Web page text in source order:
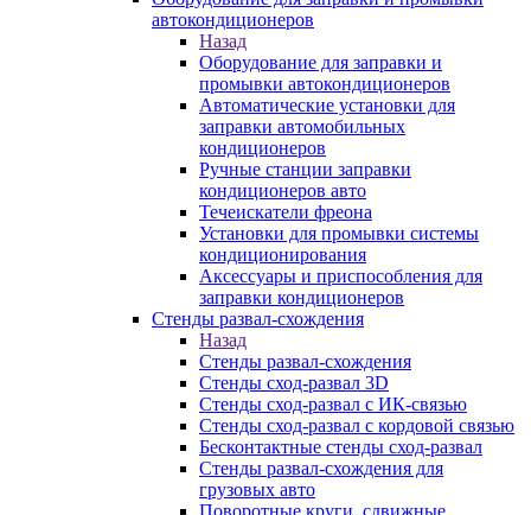
автокондиционеров
Назад
Оборудование для заправки и
промывки автокондиционеров
Автоматические установки для
заправки автомобильных
кондиционеров
Ручные станции заправки
кондиционеров авто
Течеискатели фреона
Установки для промывки системы
кондиционирования
Аксессуары и приспособления для
заправки кондиционеров
Стенды развал-схождения
Назад
Стенды развал-схождения
Стенды сход-развал 3D
Стенды сход-развал с ИК-связью
Стенды сход-развал с кордовой связью
Бесконтактные стенды сход-развал
Стенды развал-схождения для
грузовых авто
Поворотные круги, сдвижные